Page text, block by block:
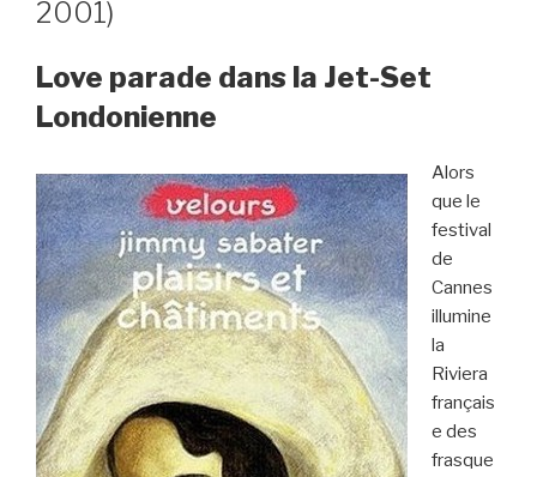
2001)
Love parade dans la Jet-Set
Londonienne
Alors
que le
festival
de
Cannes
illumine
la
Riviera
français
e des
frasque